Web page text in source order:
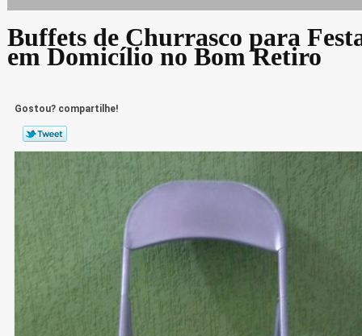
Buffets de Churrasco para
em Domicílio no Bom Retiro
Gostou? compartilhe!